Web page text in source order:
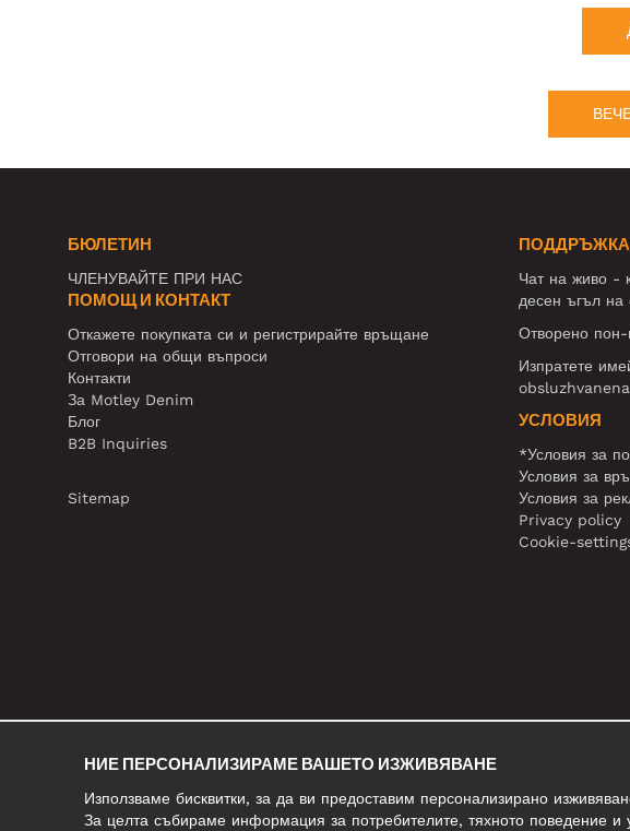
БЮЛЕТИН
ЧЛЕНУВАЙТЕ ПРИ НАС
ПОМОЩ И КОНТАКТ
Откажете покупката си и регистрирайте връщане
Отговори на общи въпроси
Контакти
За Motley Denim
Блог
B2B Inquiries
Sitemap
ПОДДРЪЖКА
Чат на живо -
десен ъгъл на
Отворено
Изпратете
УСЛОВИЯ
*Условия за
Условия за
Условия за
Privacy policy
Cookie-
НИЕ ПЕРСОНАЛИЗИРАМЕ ВАШЕТО ИЗЖИВЯВАНЕ
Използваме бисквитки, за да ви предоставим персонализирано
За целта събираме информация за потребителите, тяхното поведение и